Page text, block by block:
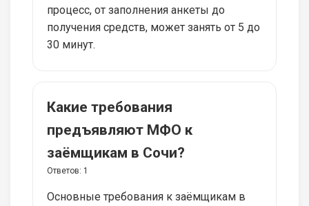
процесс, от заполнения анкеты до
получения средств, может занять от 5 до
30 минут.
Какие требования
предъявляют МФО к
заёмщикам в Сочи?
Ответов: 1
Основные требования к заёмщикам в